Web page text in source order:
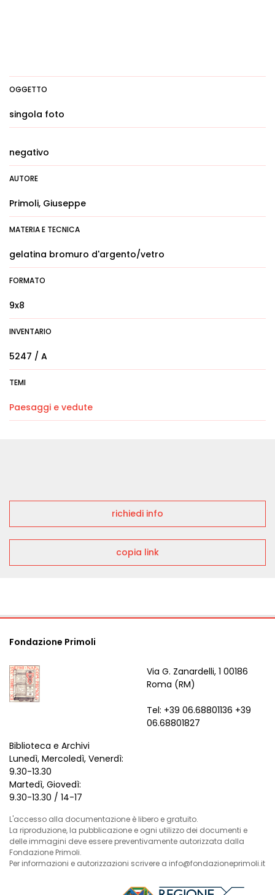
OGGETTO
singola foto
negativo
AUTORE
Primoli, Giuseppe
MATERIA E TECNICA
gelatina bromuro d'argento/vetro
FORMATO
9x8
INVENTARIO
5247 / A
TEMI
Paesaggi e vedute
richiedi info
copia link
Fondazione Primoli
Via G. Zanardelli, 1 00186
Roma (RM)
Tel: +39 06.68801136 +39
06.68801827
Biblioteca e Archivi
Lunedì, Mercoledì, Venerdì:
9.30-13.30
Martedì, Giovedì:
9.30-13.30 / 14-17
L'accesso alla documentazione è libero e gratuito.
La riproduzione, la pubblicazione e ogni utilizzo dei documenti e
delle immagini deve essere preventivamente autorizzata dalla
Fondazione Primoli.
Per informazioni e autorizzazioni scrivere a info@fondazioneprimoli.it